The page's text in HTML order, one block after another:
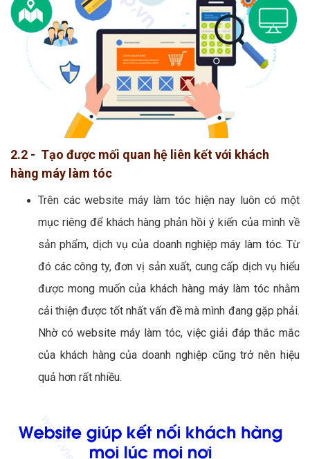
2.2 - Tạo được mối quan hệ liên kết với khách
hàng máy làm tóc
Trên các website máy làm tóc hiện nay luôn có một
mục riêng để khách hàng phản hồi ý kiến của mình về
sản phẩm, dịch vụ của doanh nghiệp máy làm tóc. Từ
đó các công ty, đơn vị sản xuất, cung cấp dịch vụ hiểu
được mong muốn của khách hàng máy làm tóc nhằm
cải thiện được tốt nhất vấn đề mà mình đang gặp phải.
Nhờ có website máy làm tóc, việc giải đáp thắc mắc
của khách hàng của doanh nghiệp cũng trở nên hiệu
quả hơn rất nhiều.